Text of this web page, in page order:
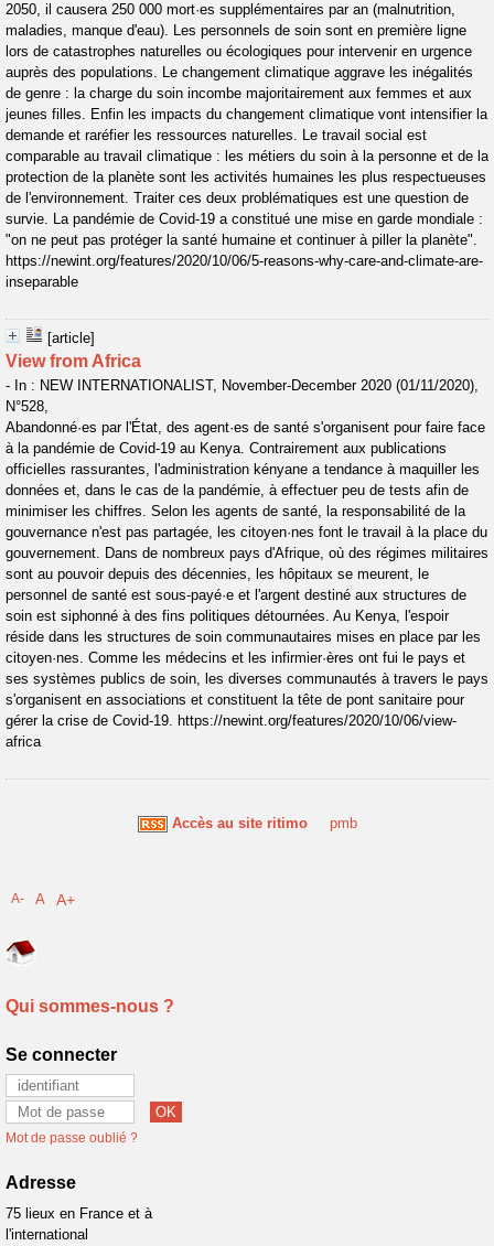
2050, il causera 250 000 mort·es supplémentaires par an (malnutrition,
maladies, manque d'eau). Les personnels de soin sont en première ligne
lors de catastrophes naturelles ou écologiques pour intervenir en urgence
auprès des populations. Le changement climatique aggrave les inégalités
de genre : la charge du soin incombe majoritairement aux femmes et aux
jeunes filles. Enfin les impacts du changement climatique vont intensifier la
demande et raréfier les ressources naturelles. Le travail social est
comparable au travail climatique : les métiers du soin à la personne et de la
protection de la planète sont les activités humaines les plus respectueuses
de l'environnement. Traiter ces deux problématiques est une question de
survie. La pandémie de Covid-19 a constitué une mise en garde mondiale :
"on ne peut pas protéger la santé humaine et continuer à piller la planète".
https://newint.org/features/2020/10/06/5-reasons-why-care-and-climate-are-
inseparable
[article]
View from Africa
- In : NEW INTERNATIONALIST, November-December 2020 (01/11/2020),
N°528,
Abandonné·es par l'État, des agent·es de santé s'organisent pour faire face
à la pandémie de Covid-19 au Kenya. Contrairement aux publications
officielles rassurantes, l'administration kényane a tendance à maquiller les
données et, dans le cas de la pandémie, à effectuer peu de tests afin de
minimiser les chiffres. Selon les agents de santé, la responsabilité de la
gouvernance n'est pas partagée, les citoyen·nes font le travail à la place du
gouvernement. Dans de nombreux pays d'Afrique, où des régimes militaires
sont au pouvoir depuis des décennies, les hôpitaux se meurent, le
personnel de santé est sous-payé·e et l'argent destiné aux structures de
soin est siphonné à des fins politiques détournées. Au Kenya, l'espoir
réside dans les structures de soin communautaires mises en place par les
citoyen·nes. Comme les médecins et les infirmier·ères ont fui le pays et
ses systèmes publics de soin, les diverses communautés à travers le pays
s'organisent en associations et constituent la tête de pont sanitaire pour
gérer la crise de Covid-19. https://newint.org/features/2020/10/06/view-
africa
Accès au site ritimo pmb
A- A A+
Qui sommes-nous ?
Se connecter
Mot de passe oublié ?
Adresse
75 lieux en France et à
l'international